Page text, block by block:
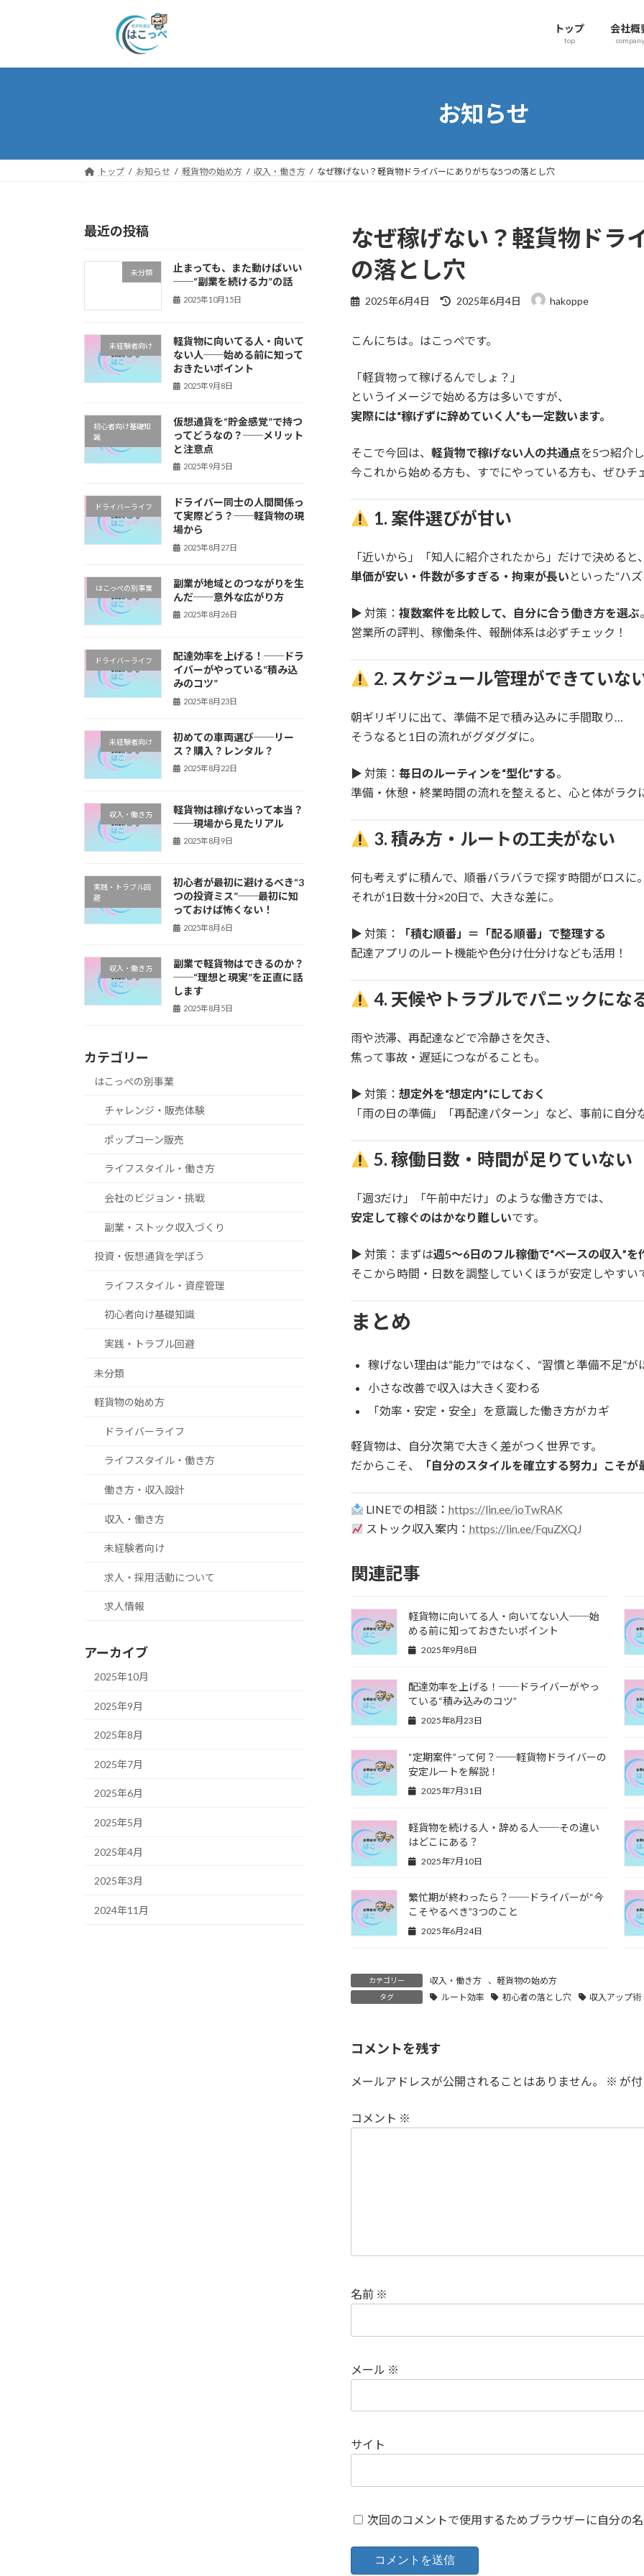
トップ
top
会社概
company
お知らせ
トップ お知らせ 軽貨物の始め方 収入・働き方 なぜ稼げない？軽貨物ドライバーにありがちな5つの落とし穴
なぜ稼げない？軽貨物ドラ
の落とし穴
2025年6月4日 2025年6月4日 hakoppe
こんにちは。はこっぺです。
「軽貨物って稼げるんでしょ？」
というイメージで始める方は多いですが、
実際には“稼げずに辞めていく人”も一定数います。
そこで今回は、 軽貨物で稼げない人の共通点を5つ紹介し
今これから始める方も、すでにやっている方も、ぜひチ
1. 案件選びが甘い
「近いから」「知人に紹介されたから」だけで決めると、
単価が安い・件数が多すぎる・拘束が長い といった“ハ
▶︎ 対策： 複数案件を比較して、自分に合う働き方を選ぶ。
営業所の評判、稼働条件、報酬体系は必ずチェック！
2. スケジュール管理ができていな
朝ギリギリに出て、準備不足で積み込みに手間取り…
そうなると1日の流れがグダグダに。
▶︎ 対策： 毎日のルーティンを“型化”する。
準備・休憩・終業時間の流れを整えると、心と体がラク
3. 積み方・ルートの工夫がない
何も考えずに積んで、順番バラバラで探す時間がロスに。
それが1日数十分×20日で、大きな差に。
▶︎ 対策：
「積む順番」＝「配る順番」で整理する
配達アプリのルート機能や色分け仕分けなども活用！
4. 天候やトラブルでパニックにな
雨や渋滞、再配達などで冷静さを欠き、
焦って事故・遅延につながることも。
▶︎ 対策： 想定外を“想定内”にしておく
「雨の日の準備」「再配達パターン」など、事前に自分
5. 稼働日数・時間が足りていない
「週3だけ」「午前中だけ」のような働き方では、
安定して稼ぐのはかなり難しいです。
▶︎ 対策：まずは週5〜6日のフル稼働で“ベースの収入”を
そこから時間・日数を調整していくほうが安定しやすい
まとめ
稼げない理由は“能力”ではなく、“習慣と準備不足”が
小さな改善で収入は大きく変わる
「効率・安定・安全」を意識した働き方がカギ
軽貨物は、自分次第で大きく差がつく世界です。
だからこそ、
「自分のスタイルを確立する努力」こそが
LINEでの相談： https://lin.ee/ioTwRAK
ストック収入案内： https://lin.ee/FquZXQJ
関連記事
軽貨物に向いてる人・向いてない人──始
める前に知っておきたいポイント
2025年9月8日
配達効率を上げる！──ドライバーがやっ
ている“積み込みのコツ”
2025年8月23日
“定期案件”って何？──軽貨物ドライバーの
安定ルートを解説！
2025年7月31日
軽貨物を続ける人・辞める人──その違い
はどこにある？
2025年7月10日
繁忙期が終わったら？──ドライバーが“今
こそやるべき”3つのこと
2025年6月24日
カテゴリー 収入・働き方 、軽貨物の始め方
タグ ルート効率 初心者の落とし穴 収入アップ術
コメントを残す
メールアドレスが公開されることはありません。 ※ が
コメント ※
名前 ※
メール ※
サイト
次回のコメントで使用するためブラウザーに自分の
最近の投稿
未分類
止まっても、また動けばいい
──“副業を続ける力”の話
2025年10月15日
未経験者向け
軽貨物に向いてる人・向いて
ない人──始める前に知って
おきたいポイント
2025年9月8日
初心者向け基礎知
識
仮想通貨を“貯金感覚”で持つ
ってどうなの？──メリット
と注意点
2025年9月5日
ドライバーライフ
ドライバー同士の人間関係っ
て実際どう？──軽貨物の現
場から
2025年8月27日
はこっぺの別事業
副業が地域とのつながりを生
んだ──意外な広がり方
2025年8月26日
ドライバーライフ
配達効率を上げる！──ドラ
イバーがやっている“積み込
みのコツ”
2025年8月23日
未経験者向け
初めての車両選び──リー
ス？購入？レンタル？
2025年8月22日
収入・働き方
軽貨物は稼げないって本当？
──現場から見たリアル
2025年8月9日
実践・トラブル回
避
初心者が最初に避けるべき“3
つの投資ミス”──最初に知
っておけば怖くない！
2025年8月6日
収入・働き方
副業で軽貨物はできるのか？
──“理想と現実”を正直に話
します
2025年8月5日
カテゴリー
はこっぺの別事業
チャレンジ・販売体験
ポップコーン販売
ライフスタイル・働き方
会社のビジョン・挑戦
副業・ストック収入づくり
投資・仮想通貨を学ぼう
ライフスタイル・資産管理
初心者向け基礎知識
実践・トラブル回避
未分類
軽貨物の始め方
ドライバーライフ
ライフスタイル・働き方
働き方・収入設計
収入・働き方
未経験者向け
求人・採用活動について
求人情報
アーカイブ
2025年10月
2025年9月
2025年8月
2025年7月
2025年6月
2025年5月
2025年4月
2025年3月
2024年11月